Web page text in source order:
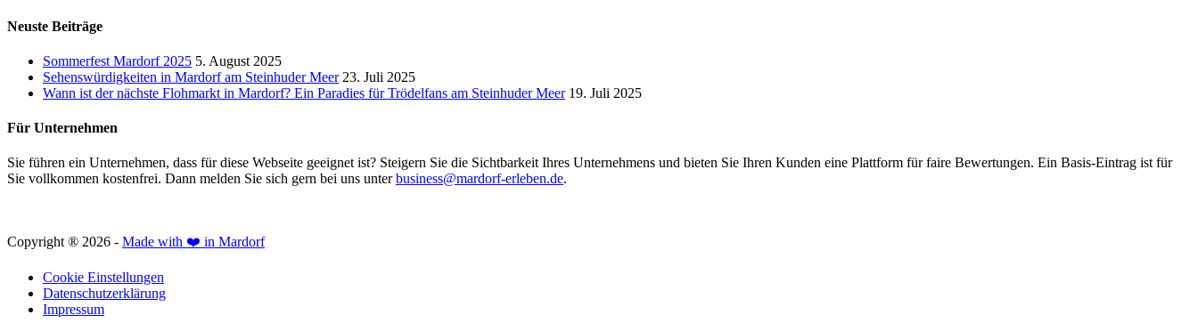
Neuste Beiträge
Sommerfest Mardorf 2025 5. August 2025
Sehenswürdigkeiten in Mardorf am Steinhuder Meer 23. Juli 2025
Wann ist der nächste Flohmarkt in Mardorf? Ein Paradies für Trödelfans am Steinhuder Meer 19. Juli 2025
Für Unternehmen
Sie führen ein Unternehmen, dass für diese Webseite geeignet ist? Steigern Sie die Sichtbarkeit Ihres Unternehmens und bieten Sie Ihren Kunden eine Plattform für faire Bewertungen. Ein Basis-Eintrag ist für
Sie vollkommen kostenfrei. Dann melden Sie sich gern bei uns unterbusiness@mardorf-erleben.de.
Copyright ® 2026 - Made with ❤️ in Mardorf
Cookie Einstellungen
Datenschutzerklärung
Impressum